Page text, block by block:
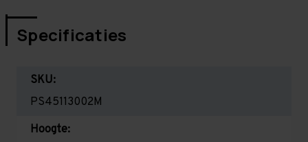
Specificaties
SKU:
PS45113002M
Hoogte: